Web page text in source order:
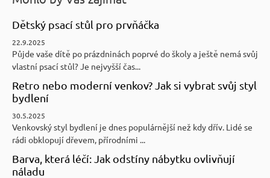
Dětský psací stůl pro prvňáčka
22.9.2025
Půjde vaše dítě po prázdninách poprvé do školy a ještě nemá svůj
vlastní psací stůl? Je nejvyšší čas...
Retro nebo moderní venkov? Jak si vybrat svůj styl
bydlení
30.5.2025
Venkovský styl bydlení je dnes populárnější než kdy dřív. Lidé se
rádi obklopují dřevem, přírodními ...
Barva, která léčí: Jak odstíny nábytku ovlivňují
náladu